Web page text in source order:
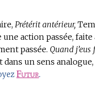
Prétérit antérieur,
action passée, faite
passée. Quand
dans un sens analogue,
Futur.